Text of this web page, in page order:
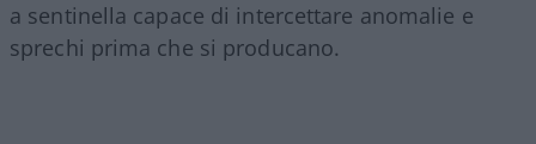
a sentinella capace di intercettare anomalie e
sprechi prima che si producano.